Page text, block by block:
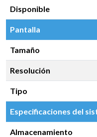
Disponible
Pantalla
Tamaño
Resolución
Tipo
Especificaciones del
Almacenamiento